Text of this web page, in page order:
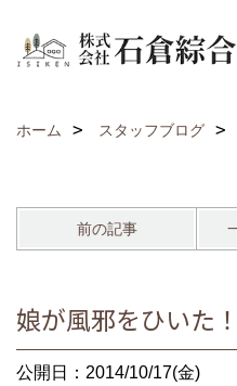
ホーム スタッフブログ
前の記事
娘が風邪をひいた
公開日：2014/10/17(金)